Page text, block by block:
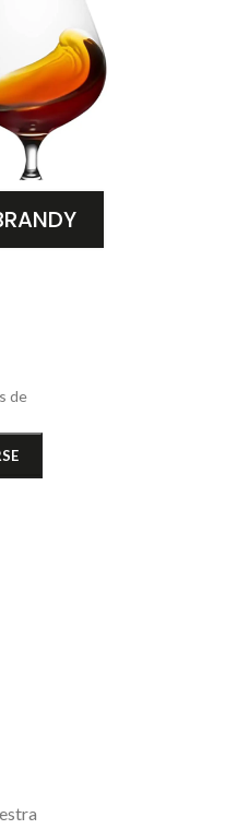
de